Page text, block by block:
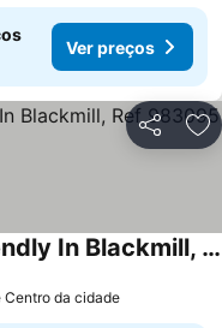
Ver preços
Partilhar
Caner Bach Lodge, Pet Friendly In Blackmill, Ref 983095
Centro da cidade